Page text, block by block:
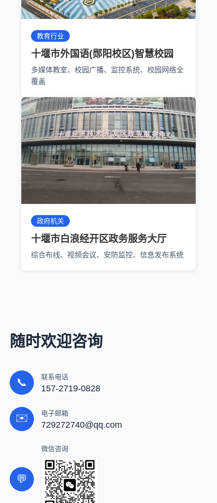
教育行业
十堰市外国语(郧阳校区)智慧校园
多媒体教室、校园广播、监控系统、校园网络全
覆盖
政府机关
十堰市白浪经开区政务服务大厅
综合布线、视频会议、安防监控、信息发布系统
随时欢迎咨询
📞 联系电话
157-2719-0828
✉️ 电子邮箱
729272740@qq.com
💬
微信咨询